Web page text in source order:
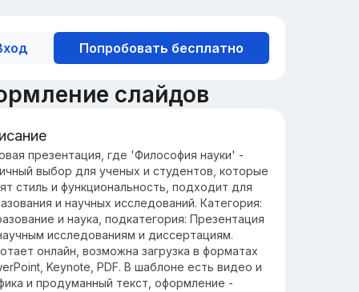
Попробовать бесплатно
слайдов
и цель философии
науки исследует основы, методы
науки, стремясь понять, как
научное знание и его роль в
философии науки заключается в
анализе научных теорий и
презентация, где 'Философия науки' -
выбор для ученых и студентов, которые
стиль и функциональность, подходит для
и научных исследований. Категория:
и наука, подкатегория: Презентация
исследованиям и диссертациям.
онлайн, возможна загрузка в форматах
Keynote, PDF. В шаблоне есть видео и
и продуманный текст, оформление -